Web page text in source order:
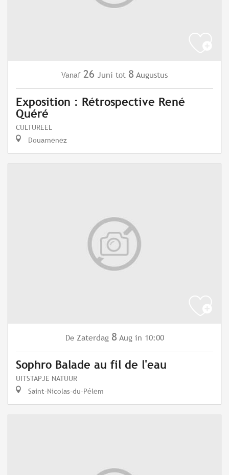
Vanaf 26 Juni tot 8 Augustus
Exposition : Rétrospective René
Quéré
CULTUREEL
Douarnenez
De Zaterdag 8 Aug in 10:00
Sophro Balade au fil de l'eau
UITSTAPJE NATUUR
Saint-Nicolas-du-Pélem